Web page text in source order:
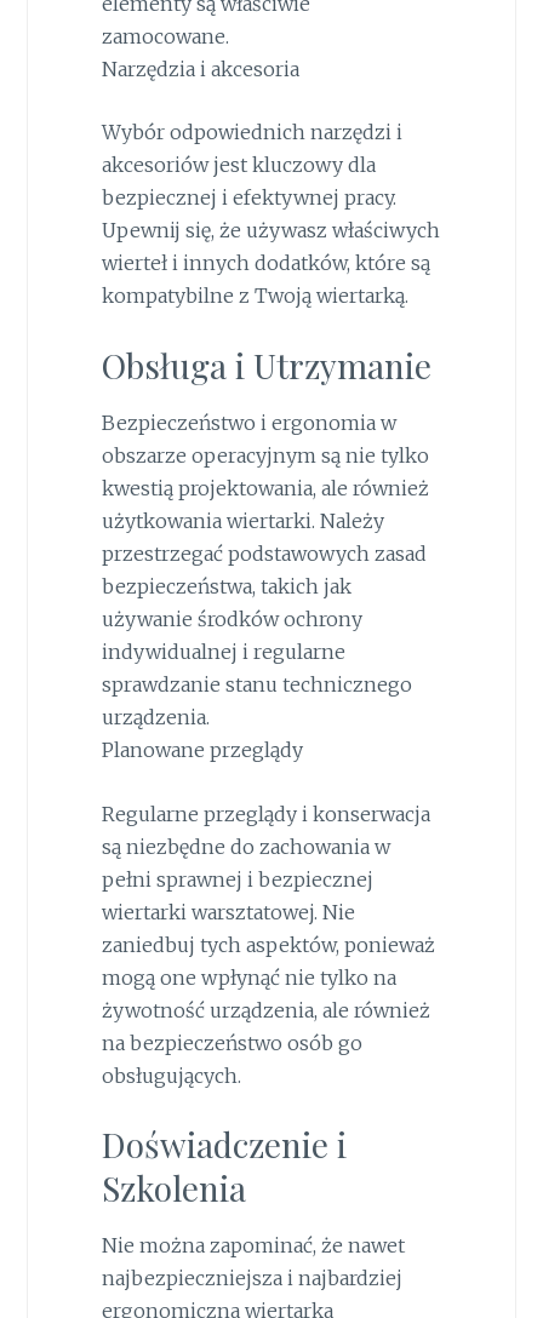
zamocowane.
Narzędzia i akcesoria
Wybór odpowiednich narzędzi i
akcesoriów jest kluczowy dla
bezpiecznej i efektywnej pracy.
Upewnij się, że używasz właściwych
wierteł i innych dodatków, które są
kompatybilne z Twoją wiertarką.
Obsługa i Utrzymanie
Bezpieczeństwo i ergonomia w
obszarze operacyjnym są nie tylko
kwestią projektowania, ale również
użytkowania wiertarki. Należy
przestrzegać podstawowych zasad
bezpieczeństwa, takich jak
używanie środków ochrony
indywidualnej i regularne
sprawdzanie stanu technicznego
urządzenia.
Planowane przeglądy
Regularne przeglądy i konserwacja
są niezbędne do zachowania w
pełni sprawnej i bezpiecznej
wiertarki warsztatowej. Nie
zaniedbuj tych aspektów, ponieważ
mogą one wpłynąć nie tylko na
żywotność urządzenia, ale również
na bezpieczeństwo osób go
obsługujących.
Doświadczenie i
Szkolenia
Nie można zapominać, że nawet
najbezpieczniejsza i najbardziej
ergonomiczna wiertarka